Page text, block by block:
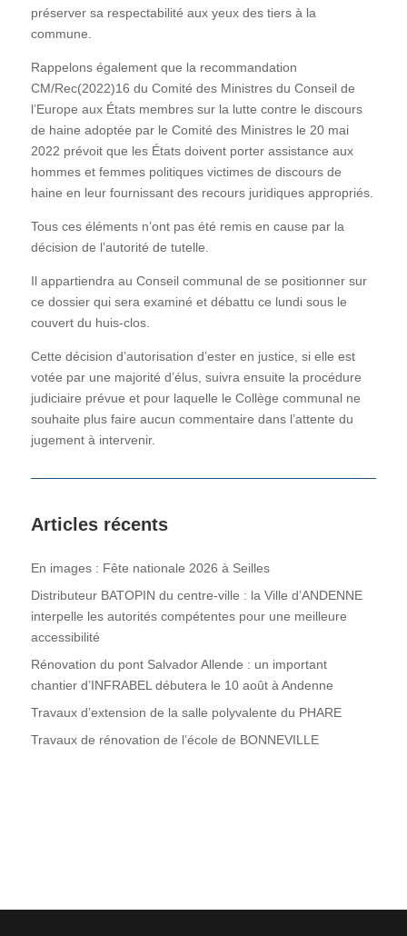
préserver sa respectabilité aux yeux des tiers à la
commune.
Rappelons également que la recommandation
CM/Rec(2022)16 du Comité des Ministres du Conseil de
l’Europe aux États membres sur la lutte contre le discours
de haine adoptée par le Comité des Ministres le 20 mai
2022 prévoit que les États doivent porter assistance aux
hommes et femmes politiques victimes de discours de
haine en leur fournissant des recours juridiques appropriés.
Tous ces éléments n’ont pas été remis en cause par la
décision de l’autorité de tutelle.
Il appartiendra au Conseil communal de se positionner sur
ce dossier qui sera examiné et débattu ce lundi sous le
couvert du huis-clos.
Cette décision d’autorisation d’ester en justice, si elle est
votée par une majorité d’élus, suivra ensuite la procédure
judiciaire prévue et pour laquelle le Collège communal ne
souhaite plus faire aucun commentaire dans l’attente du
jugement à intervenir.
Articles récents
En images : Fête nationale 2026 à Seilles
Distributeur BATOPIN du centre-ville : la Ville d’ANDENNE
interpelle les autorités compétentes pour une meilleure
accessibilité
Rénovation du pont Salvador Allende : un important
chantier d’INFRABEL débutera le 10 août à Andenne
Travaux d’extension de la salle polyvalente du PHARE
Travaux de rénovation de l’école de BONNEVILLE